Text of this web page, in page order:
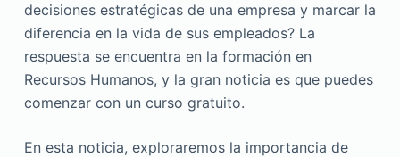
decisiones estratégicas de una empresa y marcar la
diferencia en la vida de sus empleados? La
respuesta se encuentra en la formación en
Recursos Humanos, y la gran noticia es que puedes
comenzar con un curso gratuito.
En esta noticia, exploraremos la importancia de